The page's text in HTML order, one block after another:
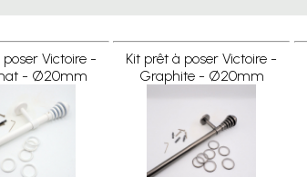
poser Victoire -
- Ø20mm
Kit prêt à poser Victoire -
Graphite - Ø20mm